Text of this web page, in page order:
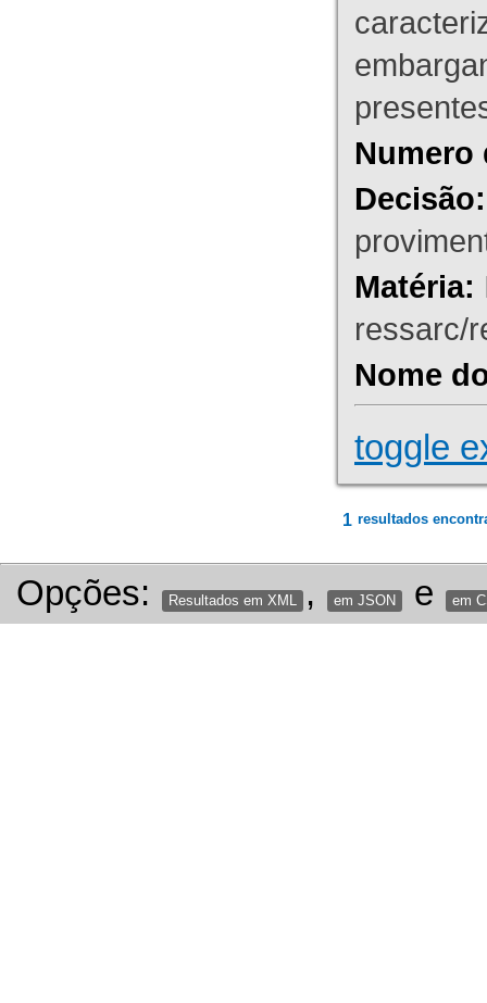
Numero
Decisão:
Matéria:
ressarc/
Nome
toggle
1 resultados
Opções: Resultados em XML , em JSON e em